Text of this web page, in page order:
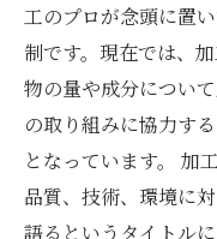
工のプロが念頭に置
制です。現在では、
物の量や成分につい
の取り組みに協力す
となっています。 加
品質、技術、環境に
語るというタイトル